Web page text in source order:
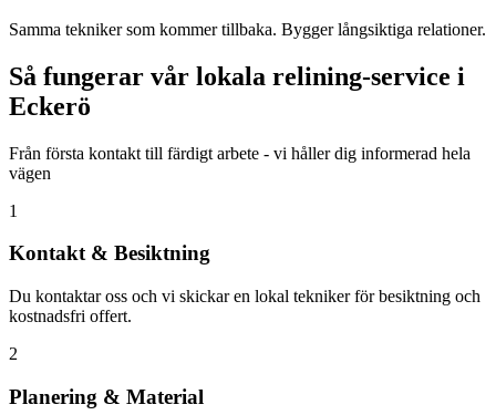
Samma tekniker som kommer tillbaka. Bygger långsiktiga relationer.
Så fungerar vår lokala relining-service i
Eckerö
Från första kontakt till färdigt arbete - vi håller dig informerad hela
vägen
1
Kontakt & Besiktning
Du kontaktar oss och vi skickar en lokal tekniker för besiktning och
kostnadsfri offert.
2
Planering & Material